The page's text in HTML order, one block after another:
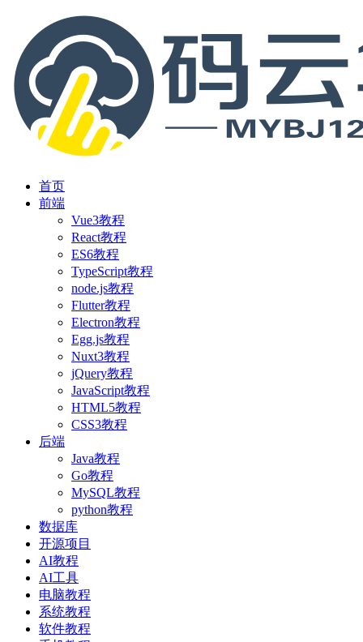
首页
前端
Vue3教程
React教程
ES6教程
TypeScript教程
node.js教程
Flutter教程
Electron教程
Egg.js教程
Nuxt3教程
jQuery教程
JavaScript教程
HTML5教程
CSS3教程
后端
Java教程
Go教程
MySQL教程
python教程
数据库
开源项目
AI教程
AI工具
电脑教程
系统教程
软件教程